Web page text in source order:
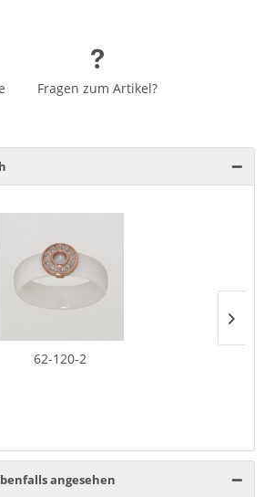
Fragen zum Artikel?
62-120-2
angesehen